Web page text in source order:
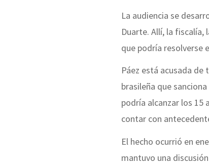
La audiencia se
Duarte. Allí, la
que podría resolverse
Páez está acusada
brasileña que
podría alcanzar los 15
contar con
El hecho ocurrió en
mantuvo una